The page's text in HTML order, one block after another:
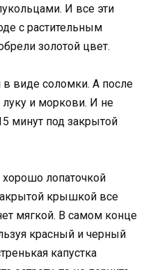
И все эти
с растительным
золотой цвет.
виде соломки. А после
и моркови. И не
минут под закрытой
лопаточкой
крышкой все
мягкой. В самом конце
красный и черный
капустка